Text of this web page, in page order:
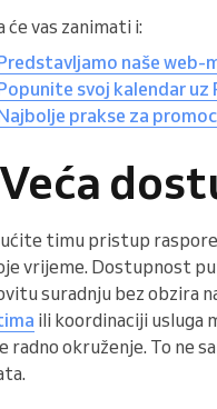
će vas zanimati i:
naše web-
svoj kalendar
prakse za
timu pristup
vrijeme. Dostupnost
suradnju bez obzira
ili koordinaciji usluga
radno okruženje. To ne